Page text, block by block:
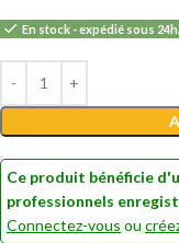
En stock - expédié sous
Ce produit bénéficie
professionnels
Connectez-vous ou